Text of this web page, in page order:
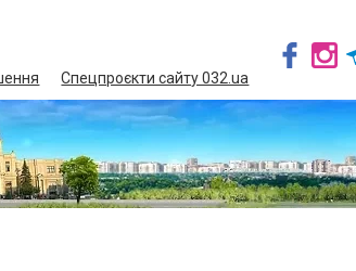
Спецпроєкти сайту 032.ua